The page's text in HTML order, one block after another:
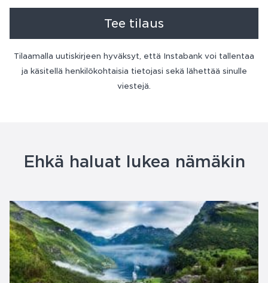
Tee tilaus
Tilaamalla uutiskirjeen hyväksyt, että Instabank voi tallentaa
ja käsitellä henkilökohtaisia tietojasi sekä lähettää sinulle
viestejä.
Ehkä haluat lukea nämäkin